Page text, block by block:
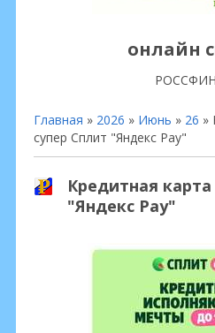
онлайн
Главная » 2026 » Июнь » 26 »
супер Сплит "Яндекс Pay"
Кредитная
"Яндекс Pay"